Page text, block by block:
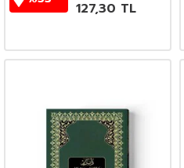
127,30 TL